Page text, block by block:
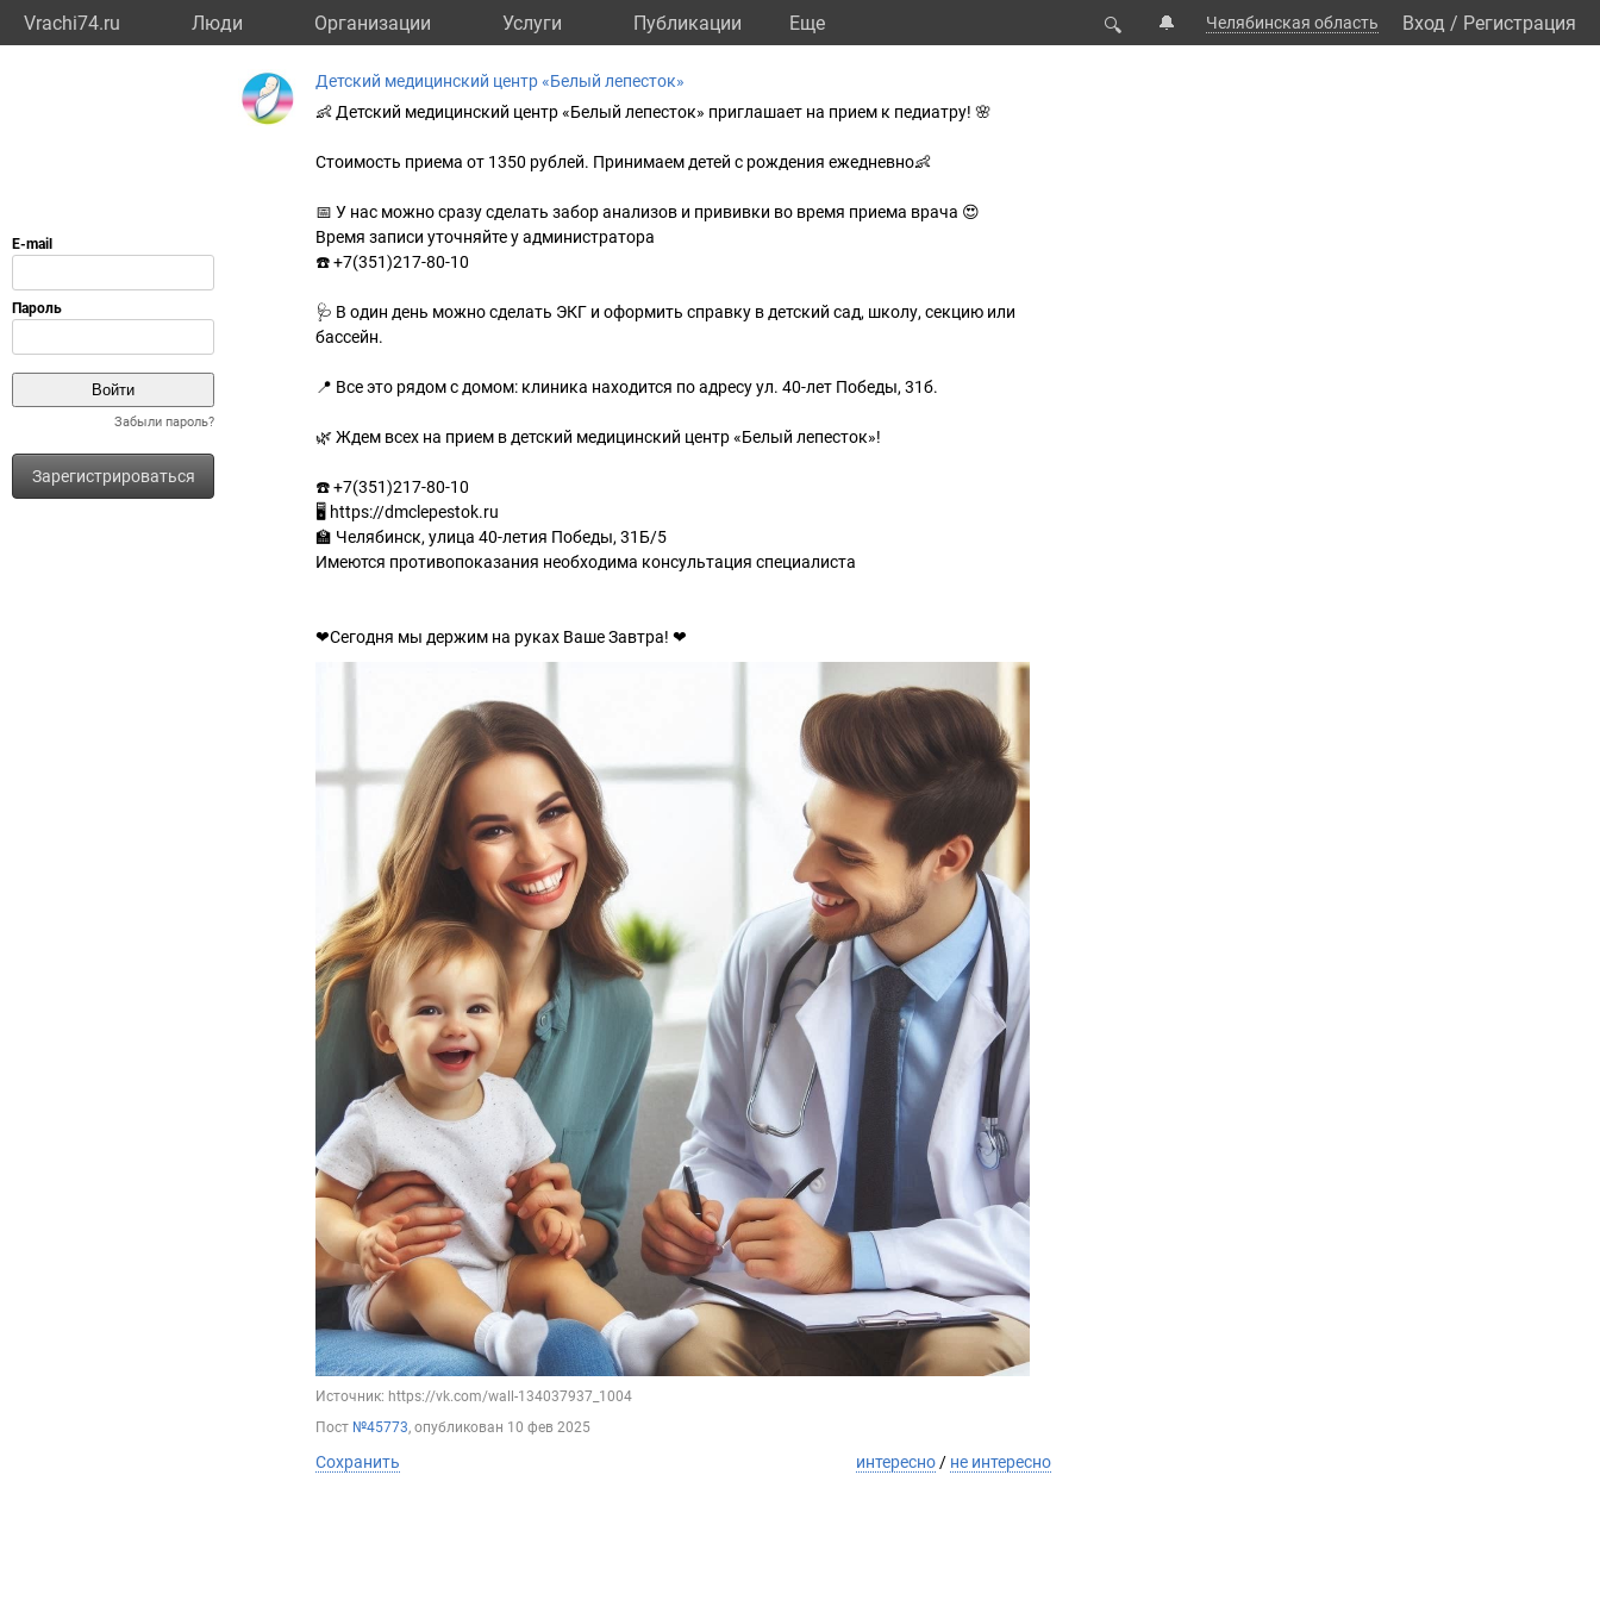
Vrachi74.ru Люди Организации Услуги Публикации Eще 🔍 🔔 Челябинская область Вход / Регистрация
Забыли пароль?
Зарегистрироваться
Детский медицинский центр «Белый лепесток»
👶 Детский медицинский центр «Белый лепесток» приглашает на прием к педиатру! 🌸
Стоимость приема от 1350 рублей. Принимаем детей с рождения ежедневно👶
📅 У нас можно сразу сделать забор анализов и прививки во время приема врача 😍
Время записи уточняйте у администратора
☎️ +7(351)217-80-10
🩺 В один день можно сделать ЭКГ и оформить справку в детский сад, школу, секцию или
бассейн.
📍 Все это рядом с домом: клиника находится по адресу ул. 40-лет Победы, 31б.
🌿 Ждем всех на прием в детский медицинский центр «Белый лепесток»!
☎️ +7(351)217-80-10
🖥 https://dmclepestok.ru
🏫 Челябинск, улица 40-летия Победы, 31Б/5
Имеются противопоказания необходима консультация специалиста
❤Сегодня мы держим на руках Ваше Завтра! ❤
Источник: https://vk.com/wall-134037937_1004
Пост №45773, опубликован 10 фев 2025
Сохранить интересно / не интересно